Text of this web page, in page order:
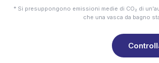
* Si presuppongono emissioni medie di CO₂ di
che una vasca da bagno